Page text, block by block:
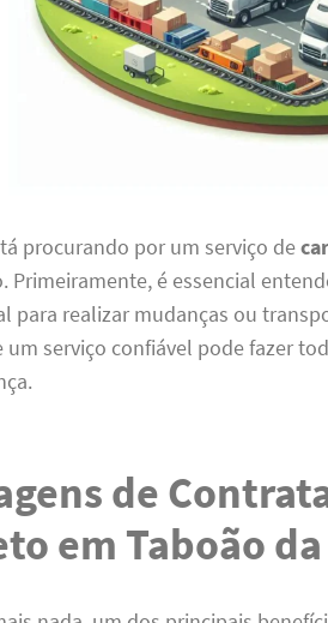
procurando por um serviço de
Primeiramente, é essencial
para realizar mudanças ou
um serviço confiável pode fazer
de
em Taboão da